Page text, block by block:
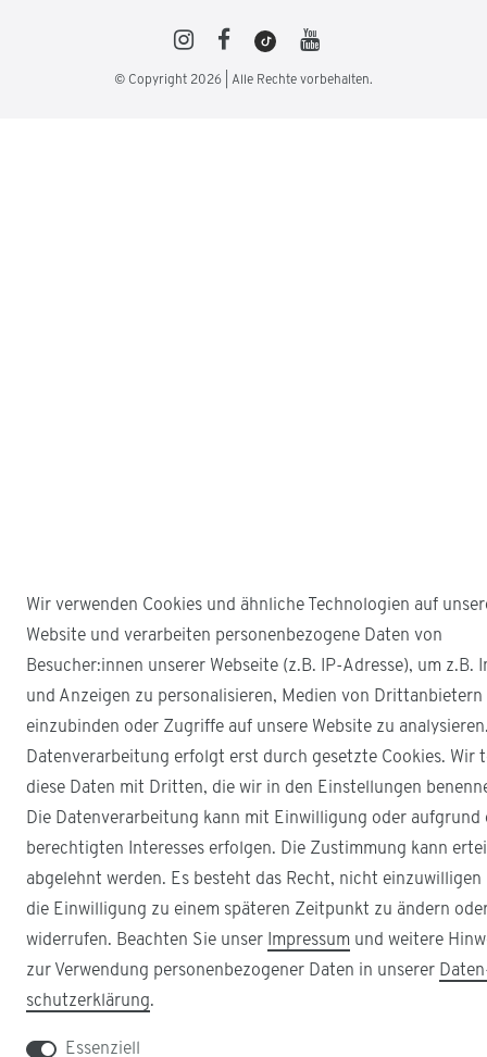
© Copyright 2026 | Alle Rechte vorbehalten.
Wir verwenden Cookies und ähnliche Technologien auf
Website und verarbeiten personenbezogene Daten von
Besucher:innen unserer Webseite (z.B. IP-Adresse), um z.B.
und Anzeigen zu personalisieren, Medien von Drittanbietern
einzubinden oder Zugriffe auf unsere Website zu
Datenverarbeitung erfolgt erst durch gesetzte Cookies. Wir
diese Daten mit Dritten, die wir in den Einstellungen
Die Datenverarbeitung kann mit Einwilligung oder aufgrund
berechtigten Interesses erfolgen. Die Zustimmung kann
abgelehnt werden. Es besteht das Recht, nicht einzuwilligen
die Einwilligung zu einem späteren Zeitpunkt zu ändern
widerrufen. Beachten Sie unser Impressum und weitere
zur Verwendung personenbezogener Daten in unserer
schutz­erklärung.
Essenziell